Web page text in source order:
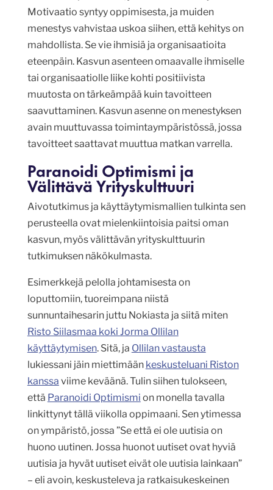
Motivaatio syntyy oppimisesta, ja muiden
menestys vahvistaa uskoa siihen, että kehitys on
mahdollista. Se vie ihmisiä ja organisaatioita
eteenpäin. Kasvun asenteen omaavalle ihmiselle
tai organisaatiolle liike kohti positiivista
muutosta on tärkeämpää kuin tavoitteen
saavuttaminen. Kasvun asenne on menestyksen
avain muuttuvassa toimintaympäristössä, jossa
tavoitteet saattavat muuttua matkan varrella.
Paranoidi Optimismi ja
Välittävä Yrityskulttuuri
Aivotutkimus ja käyttäytymismallien tulkinta sen
perusteella ovat mielenkiintoisia paitsi oman
kasvun, myös välittävän yrityskulttuurin
tutkimuksen näkökulmasta.
Esimerkkejä pelolla johtamisesta on
loputtomiin, tuoreimpana niistä
sunnuntaihesarin juttu Nokiasta ja siitä miten
Risto Siilasmaa koki Jorma Ollilan
käyttäytymisen. Sitä, ja Ollilan vastausta
lukiessani jäin miettimään keskusteluani Riston
kanssa viime keväänä. Tulin siihen tulokseen,
että Paranoidi Optimismi on monella tavalla
linkittynyt tällä viikolla oppimaani. Sen ytimessa
on ympäristö, jossa ”Se että ei ole uutisia on
huono uutinen. Jossa huonot uutiset ovat hyviä
uutisia ja hyvät uutiset eivät ole uutisia lainkaan”
– eli avoin, keskusteleva ja ratkaisukeskeinen